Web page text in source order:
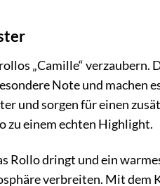
„Camille“ verzaubern.
Note und
und sorgen für einen
zu einem echten Highlight.
Rollo dringt und ein
verbreiten. Mit dem